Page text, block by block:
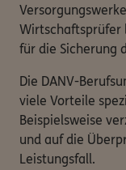
Wirtschaftsprüfer
für die Sicherung
Die DANV-
viele Vorteile
Beispielsweise
und auf die
Leistungsfall.